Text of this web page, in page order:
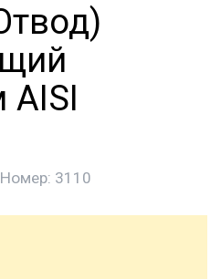
AISI
Номер: 3110